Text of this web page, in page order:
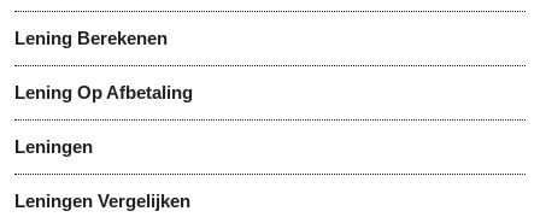
Lening Berekenen
Lening Op Afbetaling
Leningen
Leningen Vergelijken